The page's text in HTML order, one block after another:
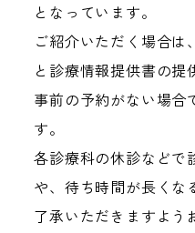
となっています。
ご紹介いただく場合は
と診療情報提供書の提
事前の予約がない場合
す。
各診療科の休診などで
や、待ち時間が長くな
了承いただきますよう